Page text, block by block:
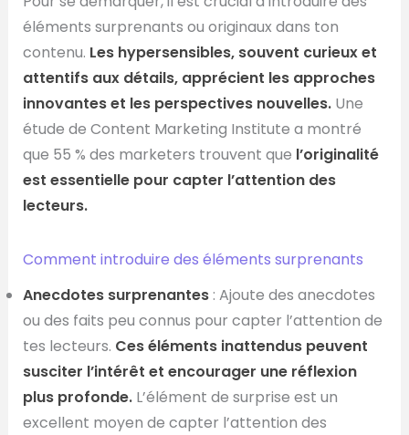
éléments surprenants ou originaux dans ton
contenu. Les hypersensibles, souvent curieux et
attentifs aux détails, apprécient les approches
innovantes et les perspectives nouvelles. Une
étude de Content Marketing Institute a montré
que 55 % des marketers trouvent que l’originalité
est essentielle pour capter l’attention des
lecteurs.
Comment introduire des éléments surprenants
Anecdotes surprenantes: Ajoute des anecdotes
ou des faits peu connus pour capter l’attention de
tes lecteurs. Ces éléments inattendus peuvent
susciter l’intérêt et encourager une réflexion
plus profonde.L’élément de surprise est un
excellent moyen de capter l’attention des